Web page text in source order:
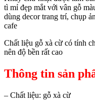
tì mỉ đẹp mắt với vân gỗ
dùng decor trang trí, chụp
cafe
Chất liệu gỗ xà cừ có tính
nên độ bền rất cao
Thông tin sản
– Chất liệu: gỗ xà cừ